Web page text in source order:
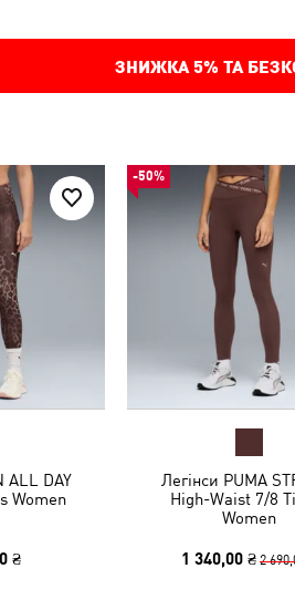
ЗНИЖКА 5% ТА
ALL DAY
Women
₴
-50%
Легінси PUMA
High-Waist 7/8
Women
1 340,00 ₴ 2